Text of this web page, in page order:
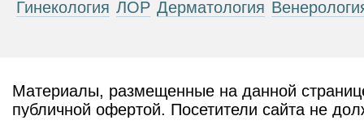
Гинекология ЛОР Дерматология
Материалы, размещенные на данной
публичной офертой. Посетители сайта не